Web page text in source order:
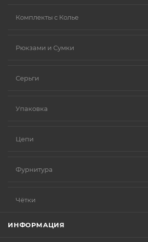
Комплекты с Колье
Рюкзами и Сумки
Серьги
Упаковка
Цепи
Фурнитура
Чётки
ИНФОРМАЦИЯ